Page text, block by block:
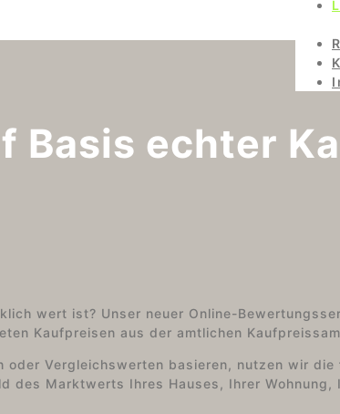
Basis echter
wert ist? Unser neuer Online-
Kaufpreisen aus der amtlichen
oder Vergleichswerten basieren, nutzen wir die
des Marktwerts Ihres Hauses, Ihrer Wohnung,